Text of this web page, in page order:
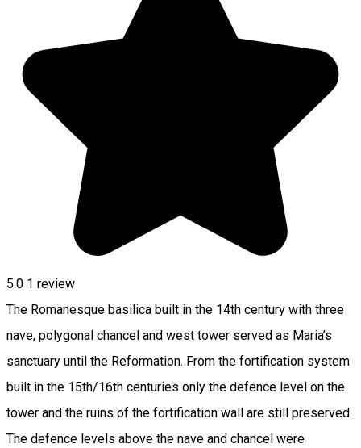
5.0 1 review
The Romanesque basilica built in the 14th century with three
nave, polygonal chancel and west tower served as Maria’s
sanctuary until the Reformation. From the fortification system
built in the 15th/16th centuries only the defence level on the
tower and the ruins of the fortification wall are still preserved.
The defence levels above the nave and chancel were